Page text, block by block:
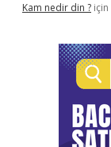
Kam nedir din ? için